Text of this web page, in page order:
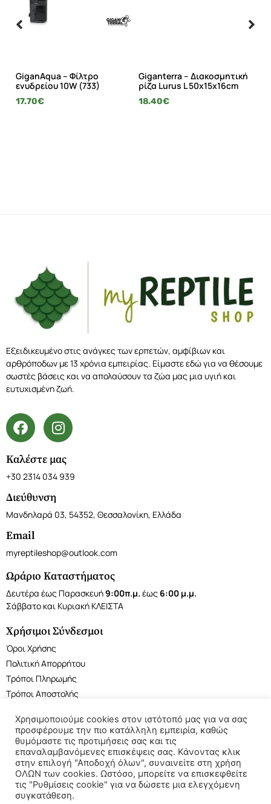
GiganAqua – Φίλτρο
ενυδρείου 10W (733)
17.70€
Giganterra – Διακοσμητική
ρίζα Lurus L 50x15x16cm
18.40€
Εξειδικευμένο στις ανάγκες των ερπετών, αμφίβιων και
αρθρόποδων με 13 χρόνια εμπειρίας. Είμαστε εδώ για να θέσουμε
σωστές βάσεις και να απολαύσουν τα ζώα μας μια υγιή και
ευτυχισμένη ζωή.
Καλέστε μας
+30 2314 034 939
Διεύθυνση
Μανδηλαρά 03, 54352, Θεσσαλονίκη, Ελλάδα
Email
myreptileshop@outlook.com
Ωράριο Καταστήματος
Δευτέρα έως Παρασκευή9:00π.μ. έως 6:00 μ.μ.
Σάββατο και Κυριακή ΚΛΕΙΣΤΑ
Χρήσιμοι Σύνδεσμοι
Όροι Χρήσης
Πολιτική Απορρήτου
Τρόποι Πληρωμής
Τρόποι Αποστολής
©2022 My Reptile Shop. All rights reserved.
Χρησιμοποιούμε cookies στον ιστότοπό μας για να σας
προσφέρουμε την πιο κατάλληλη εμπειρία, καθώς
θυμόμαστε τις προτιμήσεις σας και τις
επαναλαμβανόμενες επισκέψεις σας. Κάνοντας κλικ
στην επιλογή "Αποδοχή όλων", συναινείτε στη χρήση
ΟΛΩΝ των cookies. Ωστόσο, μπορείτε να επισκεφθείτε
τις "Ρυθμίσεις cookie" για να δώσετε μια ελεγχόμενη
συγκατάθεση.